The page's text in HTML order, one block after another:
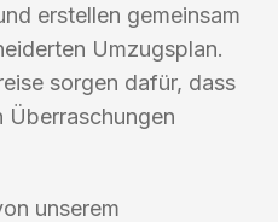
erstellen gemeinsam
Umzugsplan.
sorgen dafür, dass
Überraschungen
unserem